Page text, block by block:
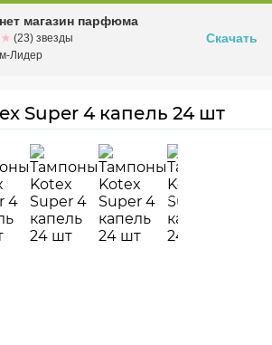
ул. Заозерная, 11, к. 1
Super 4 капель 24 шт
4
магазин парфюма
(23) звезды
Лидер
Скачать